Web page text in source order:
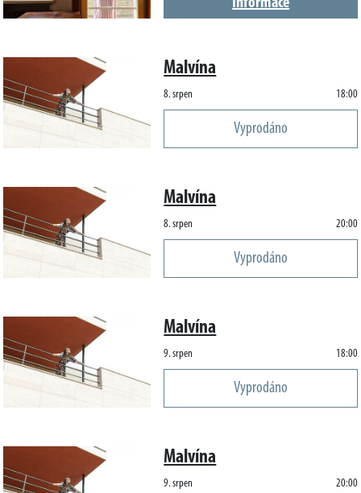
Informace
Malvína
8. srpen 18:00
Vyprodáno
Malvína
8. srpen 20:00
Vyprodáno
Malvína
9. srpen 18:00
Vyprodáno
Malvína
9. srpen 20:00